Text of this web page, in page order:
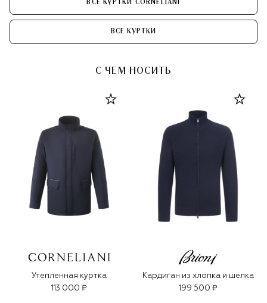
ВСЕ КУРТКИ CORNELIANI
ВСЕ КУРТКИ
С ЧЕМ НОСИТЬ
Утепленная куртка
113 000 ₽
Кардиган из хлопка и шелка
199 500 ₽